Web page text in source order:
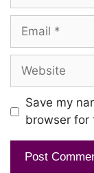
Pinaikkum
Endrendum
Inikkum
En sondham
Email
Website
Save my
browser for